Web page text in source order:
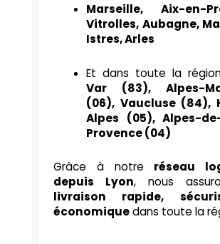
Marseille, Aix-en-
Vitrolles, Aubagne,
Istres, Arles
Et dans toute la
Var (83), Alpes-
(06), Vaucluse (84),
Alpes (05), Alpes-
Provence (04)
Grâce à notre réseau
depuis Lyon, nous
livraison rapide,
économiquedans toute la